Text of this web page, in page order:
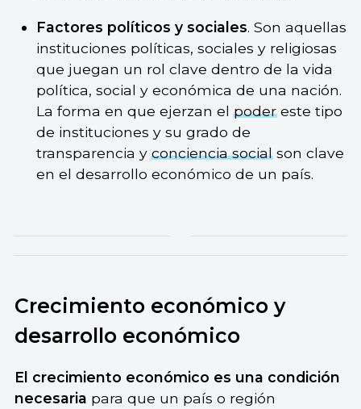
Factores políticos y sociales. Son aquellas
instituciones políticas, sociales y religiosas
que juegan un rol clave dentro de la vida
política, social y económica de una nación.
La forma en que ejerzan elpodereste tipo
de instituciones y su grado de
transparencia yconciencia socialson clave
en el desarrollo económico de un país.
Crecimiento económico y
desarrollo económico
El crecimiento económico es una condición
necesaria para que un país o región